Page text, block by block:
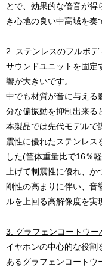
とで、効果的な倍音が
き心地の良い中高域を奏
2. ステンレスのフルボデ
サウンドユニットを固定
響が大きいです。
中でも材質が音に与える
分な偏振動を抑制出来る
本製品では先代モデルで
震性に優れたステンレス
した(筐体重量比で16％
上げて制震性に優れ、
剛性の高まりに伴い、
ルを上回る高解像度を実
3. グラフェンコートウー
イヤホンの中心的な役割
あるグラフェンコートウ